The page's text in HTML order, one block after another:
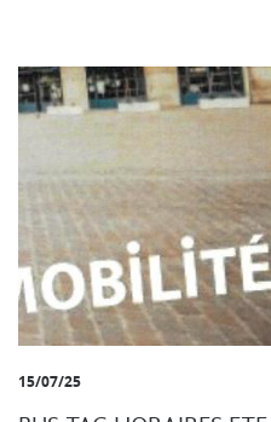
15/07/25